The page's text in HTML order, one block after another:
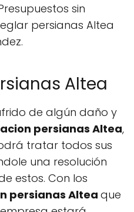
sin
persianas Altea
Altea
de algún daño y
persianas Altea,
tratar todos sus
una resolución
estos. Con los
persianas Altea que